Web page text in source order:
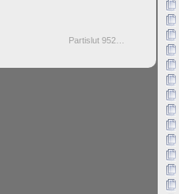
Partislut 952…